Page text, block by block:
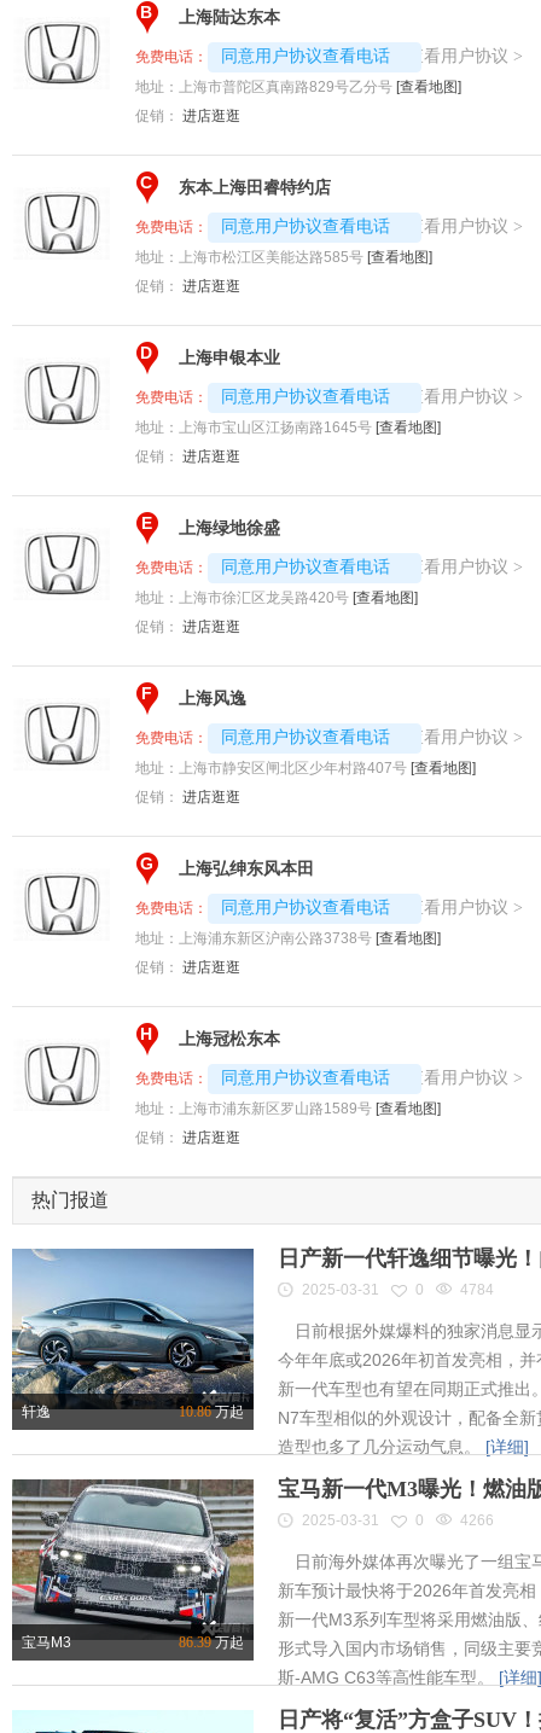
B 上海陆达东本
免费电话： 同意用户协议查看电话
4008192707-9036 查看用户协议 >
地址： 上海市普陀区真南路829号乙分号 [查看地图]
促销： 进店逛逛
C 东本上海田睿特约店
免费电话： 同意用户协议查看电话
4008192707-9898 查看用户协议 >
地址： 上海市松江区美能达路585号 [查看地图]
促销： 进店逛逛
D 上海申银本业
免费电话： 同意用户协议查看电话
4008192707-8813 查看用户协议 >
地址： 上海市宝山区江扬南路1645号 [查看地图]
促销： 进店逛逛
E 上海绿地徐盛
免费电话： 同意用户协议查看电话
4008192707-3963 查看用户协议 >
地址： 上海市徐汇区龙吴路420号 [查看地图]
促销： 进店逛逛
F 上海风逸
免费电话： 同意用户协议查看电话
4008192717-1442 查看用户协议 >
地址： 上海市静安区闸北区少年村路407号 [查看地图]
促销： 进店逛逛
G 上海弘绅东风本田
免费电话： 同意用户协议查看电话
4008192696-7648 查看用户协议 >
地址： 上海浦东新区沪南公路3738号 [查看地图]
促销： 进店逛逛
H 上海冠松东本
免费电话： 同意用户协议查看电话
4008192707-9237 查看用户协议 >
地址： 上海市浦东新区罗山路1589号 [查看地图]
促销： 进店逛逛
热门报道
轩逸 10.86万起
日产新一代轩逸细节曝光
2025-03-31 0 4784
日前根据外媒爆料的独家消息显
今年年底或2026年初首发亮相，
新一代车型也有望在同期正式推出
N7车型相似的外观设计，配备全
造型也多了几分运动气息。 [详细]
宝马M3 86.39万起
宝马新一代M3曝光！燃油
2025-03-31 0 4266
日前海外媒体再次曝光了一组宝
新车预计最快将于2026年首发亮
新一代M3系列车型将采用燃油版
形式导入国内市场销售，同级主要
斯-AMG C63等高性能车型。 [详细]
日产将“复活”方盒子SUV